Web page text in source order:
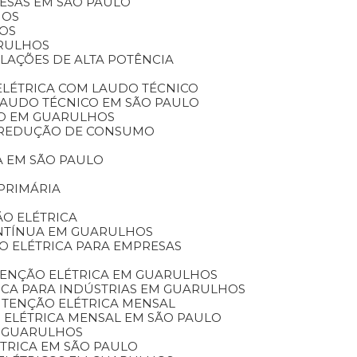
DE ALTA POTÊNCIA
COM LAUDO TÉCNICO
TÉCNICO EM SÃO PAULO
EM GUARULHOS
DE CONSUMO
EM SÃO PAULO
ELÉTRICA
EM GUARULHOS
ELÉTRICA PARA EMPRESAS
ELÉTRICA EM GUARULHOS
PARA INDÚSTRIAS EM GUARULHOS
ELÉTRICA MENSAL
MENSAL EM SÃO PAULO
EM SÃO PAULO